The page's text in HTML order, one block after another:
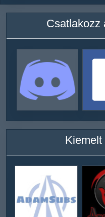
Csatlakozz
Kiemelt